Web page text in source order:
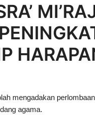
mengadakan
agama.